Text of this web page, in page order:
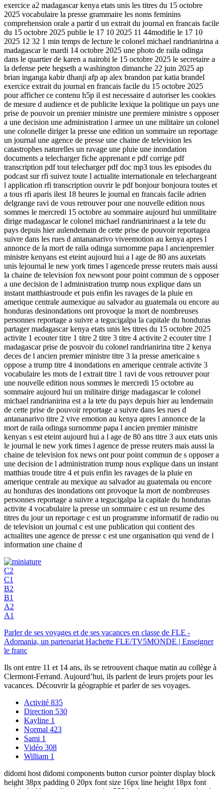
exercice a2 madagascar kenya etats unis les titres du 15 octobre
2025 vocabulaire la presse grammaire les noms feminins
comprehension orale a partir d un extrait du journal en francais facile
du 15 octobre 2025 publie le 17 10 2025 11 44modifie le 17 10
2025 12 32 1 min temps de lecture le colonel michael randrianirina a
madagascar le mardi 14 octobre 2025 une photo de raila odinga
dans le quartier de karen a nairobi le 15 octobre 2025 le secretaire a
la defense pete hegseth a washington dimanche 22 juin 2025 ap
brian inganga kabir dhanji afp ap alex brandon par katia brandel
exercice extrait du journal en francais facile du 15 octobre 2025
pour afficher ce contenu h5p il est necessaire d autoriser les cookies
de mesure d audience et de publicite lexique la politique un pays une
prise de pouvoir un premier ministre une premiere ministre s opposer
a une decision une administration l armee un une militaire un colonel
une colonelle diriger la presse une edition un sommaire un reportage
un journal une agence de presse une chaine de television les
catastrophes naturelles un ravage une pluie une inondation
documents a telecharger fiche apprenant e pdf corrige pdf
transcription pdf tout telecharger pdf doc mp3 tous les episodes du
podcast sur rfi suivez toute l actualite internationale en telechargeant
l application rfi transcription ouvrir le pdf bonjour bonjoura toutes et
a tous rfi aparis ilest 18 heures le journal en francais facile adrien
delgrange ravi de vous retrouver pour une nouvelle edition nous
sommes le mercredi 15 octobre au sommaire aujourd hui unmilitaire
dirige madagascar le colonel michael randrianirinaest a la tete du
pays depuis hier aulendemain de cette prise de pouvoir reportagea
suivre dans les rues d antananarivo viveemotion au kenya apres l
annonce de la mort de raila odinga surnomme papa l ancienpremier
ministre kenyans est eteint aujourd hui a l age de 80 ans auxetats
unis lejournal le new york times l agencede presse reuters mais aussi
la chaine de television fox newsont pour point commun de s opposer
a une decision de l administration trump nous explique dans un
instant matthiastroude et puis enfin les ravages de la pluie en
amerique centrale aumexique au salvador au guatemala ou encore au
honduras desinondations ont provoque la mort de nombreuses
personnes reportage a suivre a tegucigalpa la capitale du honduras
partager madagascar kenya etats unis les titres du 15 octobre 2025
activite 1 ecouter titre 1 titre 2 titre 3 titre 4 activite 2 ecouter titre 1
madagascar prise de pouvoir du colonel randrianirina titre 2 kenya
deces de l ancien premier ministre titre 3 la presse americaine s
oppose a trump titre 4 inondations en amerique centrale activite 3
vocabulaire les mots de l extrait titre 1 ravi de vous retrouver pour
une nouvelle edition nous sommes le mercredi 15 octobre au
sommaire aujourd hui un militaire dirige madagascar le colonel
michael randrianirina est a la tete du pays depuis hier au lendemain
de cette prise de pouvoir reportage a suivre dans les rues d
antananarivo titre 2 vive emotion au kenya apres l annonce de la
mort de raila odinga surnomme papa l ancien premier ministre
kenyan s est eteint aujourd hui a l age de 80 ans titre 3 aux etats unis
le journal le new york times l agence de presse reuters mais aussi la
chaine de television fox news ont pour point commun de s opposer a
une decision de l administration trump nous explique dans un instant
matthias troude titre 4 et puis enfin les ravages de la pluie en
amerique centrale au mexique au salvador au guatemala ou encore
au honduras des inondations ont provoque la mort de nombreuses
personnes reportage a suivre a tegucigalpa la capitale du honduras
activite 4 vocabulaire la presse un sommaire c est un resume des
titres du jour un reportage c est un programme informatif de radio ou
de television un journal c est une publication qui contient des
actualites une agence de presse c est une organisation qui vend de l
information une chaine d
C2
C1
B2
B1
A2
A1
Parler de ses voyages et de ses vacances en classe de FLE -
Adomania, un partenariat Hachette FLE/TV5MONDE | Enseigner
le franç
Ils ont entre 11 et 14 ans, ils se retrouvent chaque matin au collège à
Clermont-Ferrand. Aujourd’hui, ils parlent de leurs projets pour les
vacances. Découvrir la géographie et parler de ses voyages.
Activité 835
Direction 530
Kayline 1
Normal 423
Sami 1
Vidéo 308
William 1
didomi host didomi components button cursor pointer display block
height 38px padding 0 20px font size 16px line height 18px font